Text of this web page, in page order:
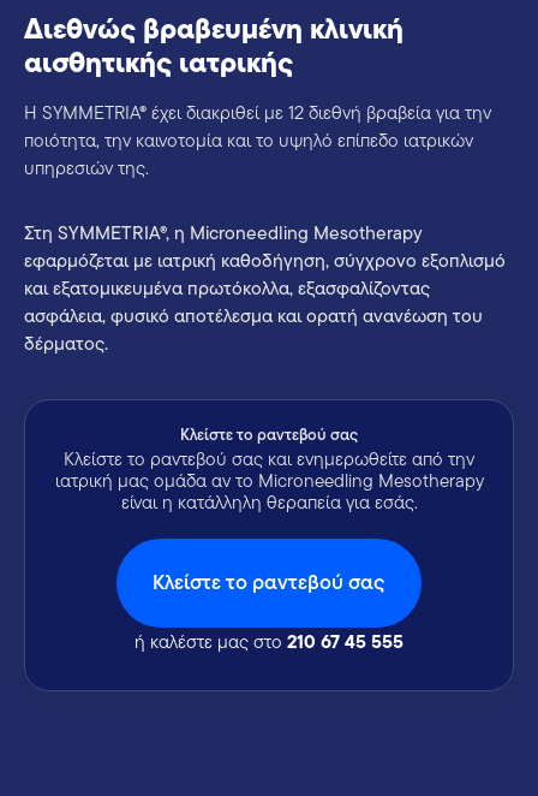
Διεθνώς βραβευμένη κλινική
αισθητικής ιατρικής
Η SYMMETRIA® έχει διακριθεί με 12 διεθνή βραβεία για την
ποιότητα, την καινοτομία και το υψηλό επίπεδο ιατρικών
υπηρεσιών της.
Στη SYMMETRIA®, η Microneedling Mesotherapy
εφαρμόζεται με ιατρική καθοδήγηση, σύγχρονο εξοπλισμό
και εξατομικευμένα πρωτόκολλα, εξασφαλίζοντας
ασφάλεια, φυσικό αποτέλεσμα και ορατή ανανέωση του
δέρματος.
Kλείστε το ραντεβού σας
Κλείστε το ραντεβού σας και ενημερωθείτε από την
ιατρική μας ομάδα αν το Microneedling Mesotherapy
είναι η κατάλληλη θεραπεία για εσάς.
Kλείστε το ραντεβού σας
ή καλέστε μας στο 210 67 45 555